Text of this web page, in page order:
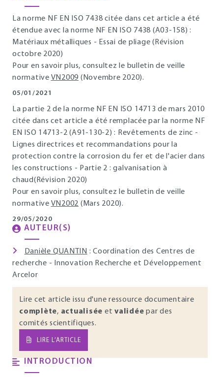
La norme NF EN ISO 7438 citée dans cet article a été
étendue avec la norme NF EN ISO 7438 (A03-158) :
Matériaux métalliques - Essai de pliage (Révision
octobre 2020)
Pour en savoir plus, consultez le bulletin de veille
normative VN2009 (Novembre 2020).
05/01/2021
La partie 2 de la norme NF EN ISO 14713 de mars 2010
citée dans cet article a été remplacée par la norme NF
EN ISO 14713-2 (A91-130-2) : Revêtements de zinc -
Lignes directrices et recommandations pour la
protection contre la corrosion du fer et de l'acier dans
les constructions - Partie 2 : galvanisation à
chaud(Révision 2020)
Pour en savoir plus, consultez le bulletin de veille
normative VN2002 (Mars 2020).
29/05/2020
AUTEUR(S)
Danièle QUANTIN : Coordination des Centres de
recherche - Innovation Recherche et Développement
Arcelor
Lire cet article issu d'une ressource documentaire
complète, actualisée et validée par des
comités scientifiques.
LIRE L’ARTICLE
INTRODUCTION